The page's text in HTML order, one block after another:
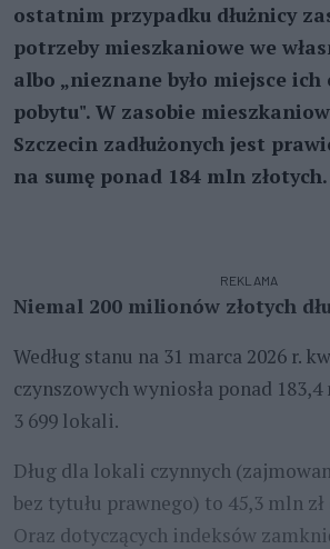
ostatnim przypadku dłużnicy
potrzeby mieszkaniowe we
albo „nieznane było miejsce ich
pobytu". W zasobie
Szczecin zadłużonych jest
na sumę ponad 184 mln złotych.
REKLAMA
Niemal 200 milionów złotych
Według stanu na 31 marca 2026 r.
czynszowych wyniosła ponad 183,4
3 699 lokali.
Dług dla lokali czynnych
bez tytułu prawnego) to 45,3 mln zł
Oraz dotyczących indeksów